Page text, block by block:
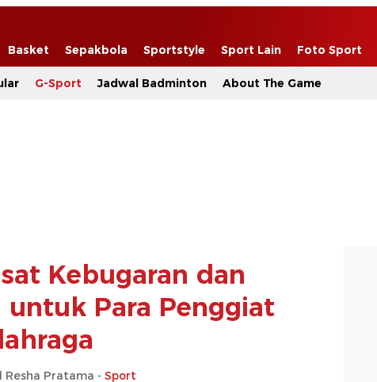
Basket Sepakbola Sportstyle Sport Lain Foto Sport
G-Sport Jadwal Badminton About The Game
Kebugaran dan
untuk Para Penggiat
Resha Pratama - Sport